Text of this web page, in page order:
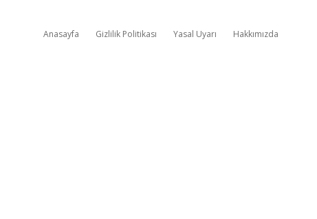
Anasayfa Gizlilik Politikası Yasal Uyarı Hakkımızda